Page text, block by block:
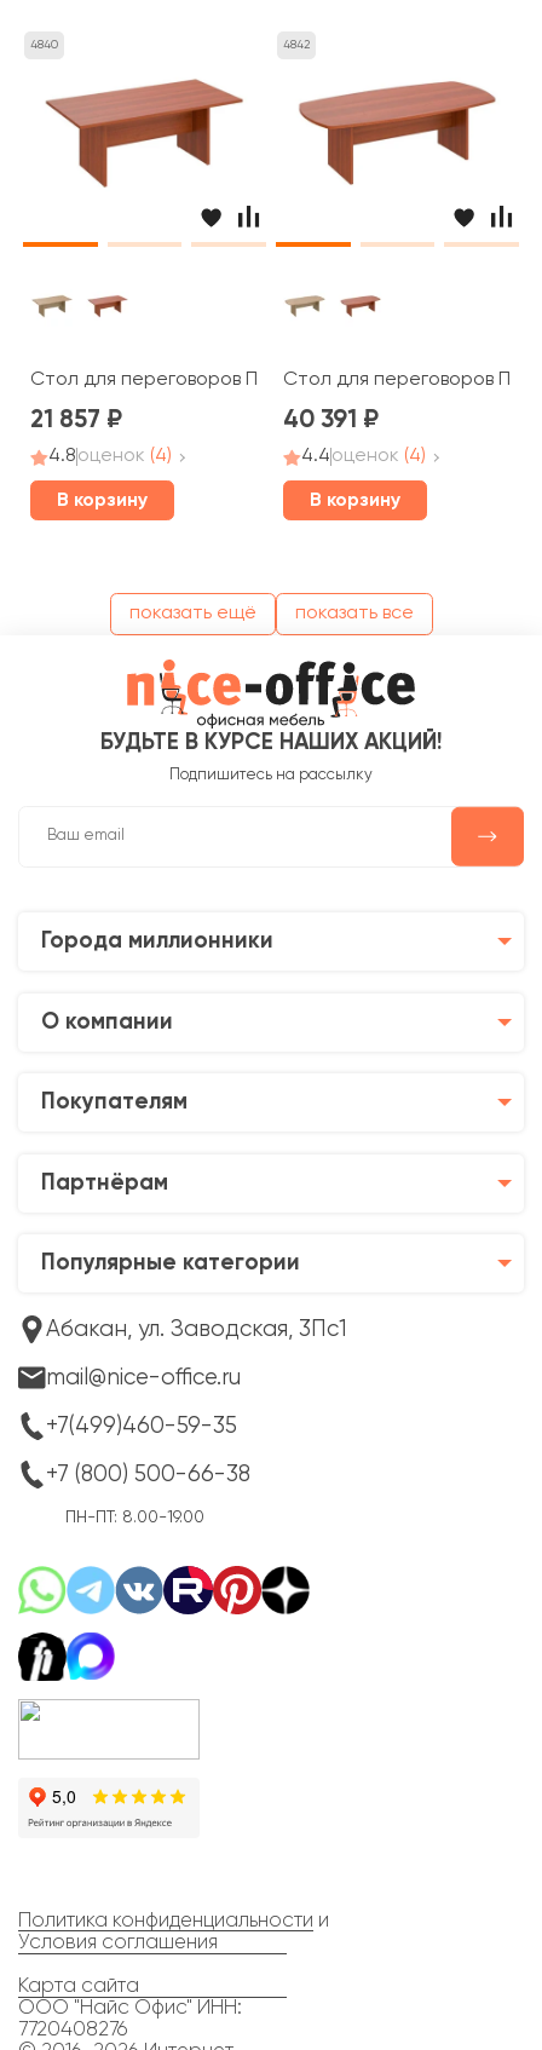
4840
Стол для переговоров ПТ 783 Patriot
21 857
4.8оценок (4)
В корзину
4842
Стол для переговоров ПТ
40 391
4.4оценок (4)
В корзину
показать ещё показать все
БУДЬТЕ В КУРСЕ НАШИХ АКЦИЙ!
Подпишитесь на рассылку
Города миллионники
О компании
Покупателям
Партнёрам
Популярные категории
Абакан, ул. Заводская, 3Пс1
mail@nice-office.ru
+7(499)460-59-35
+7 (800) 500-66-38
ПН-ПТ: 8.00-19.00
Политика конфиденциальности и
Условия соглашения
Карта сайта
ООО "Найс Офис" ИНН:
7720408276